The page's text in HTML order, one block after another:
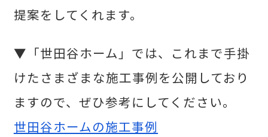
提案をしてくれます。
▼「世田谷ホーム」では、これまで手掛
けたさまざまな施工事例を公開しており
ますので、ぜひ参考にしてください。
世田谷ホームの施工事例